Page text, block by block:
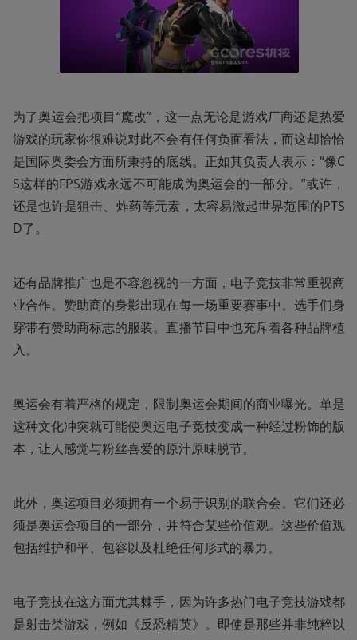
为了奥运会把项目“魔改”，这一点无论是游戏厂商还是热爱
游戏的玩家你很难说对此不会有任何负面看法，而这却恰恰
是国际奥委会方面所秉持的底线。正如其负责人表示：“像C
S这样的FPS游戏永远不可能成为奥运会的一部分。”或许，
还是也许是狙击、炸药等元素，太容易激起世界范围的PTS
D了。
还有品牌推广也是不容忽视的一方面，电子竞技非常重视商
业合作。赞助商的身影出现在每一场重要赛事中。选手们身
穿带有赞助商标志的服装。直播节目中也充斥着各种品牌植
入。
奥运会有着严格的规定，限制奥运会期间的商业曝光。单是
这种文化冲突就可能使奥运电子竞技变成一种经过粉饰的版
本，让人感觉与粉丝喜爱的原汁原味脱节。
此外，奥运项目必须拥有一个易于识别的联合会。它们还必
须是奥运会项目的一部分，并符合某些价值观。这些价值观
包括维护和平、包容以及杜绝任何形式的暴力。
电子竞技在这方面尤其棘手，因为许多热门电子竞技游戏都
是射击类游戏，例如《反恐精英》。即使是那些并非纯粹以